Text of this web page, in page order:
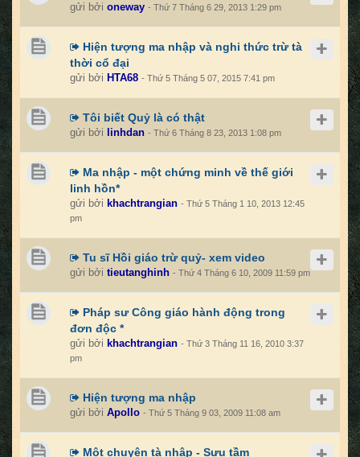
gửi bởi oneway - Thứ 7 Tháng 6 29, 2013 1:29 pm
Hiện tượng ma nhập và nghi thức trừ tà
thời cổ đại
gửi bởi HTA68 - Thứ 5 Tháng 5 07, 2015 7:41 pm
Tôi biết Quỷ là có thật
gửi bởi linhdan - Thứ 6 Tháng 8 23, 2013 1:08 pm
Ma nhập - một chứng minh về thế giới
linh hồn*
gửi bởi khachtrangian - Thứ 5 Tháng 1 10, 2013 12:45
pm
Tu sĩ Hồi giáo trừ quỷ- xem video
gửi bởi tieutanghinh - Thứ 4 Tháng 6 10, 2009 11:59 pm
Pháp sư Công giáo hành động trong
đơn độc *
gửi bởi khachtrangian - Thứ 3 Tháng 11 16, 2010 3:37
pm
Hiện tượng ma nhập
gửi bởi Apollo - Thứ 5 Tháng 9 03, 2009 11:08 am
Một chuyện tà nhập - Sưu tầm